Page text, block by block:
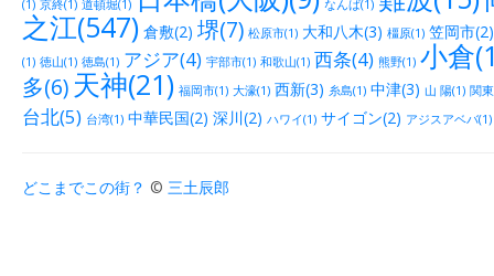
(1) 京終(1) 道頓堀(1) なんば(1)
之江(547) 倉敷(2) 堺(7) 松原市(1) 大和八木(3) 橿原(1) 笠岡市(2)
(1) 徳山(1) 徳島(1) アジア(4) 宇部市(1) 和歌山(1) 西条(4) 熊野(1) 小倉
多(6) 天神(21) 福岡市(1) 大濠(1) 西新(3) 糸島(1) 中津(3) 山 陽(1) 関
台北(5) 台湾(1) 中華民国(2) 深川(2) ハワイ(1) サイゴン(2) アジスアベバ(1)
どこまでこの街？ © 三土辰郎